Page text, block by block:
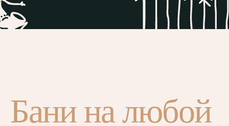
Бани на любой